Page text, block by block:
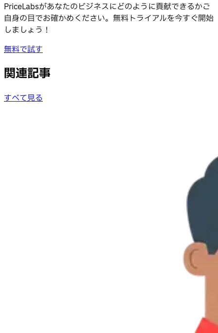
PriceLabsがあなたのビジネスにどのように貢献できるかご
自身の目でお確かめください。無料トライアルを今すぐ開始
しましょう！
無料で試す
関連記事
すべて見る